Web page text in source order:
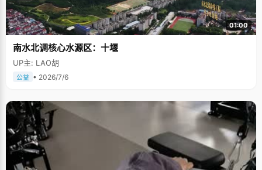
01:00
南水北调核心水源区：十堰
UP主: LAO胡
公益 • 2026/7/6